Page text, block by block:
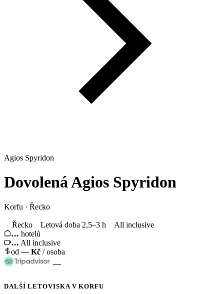
Agios Spyridon
DovolenáAgios Spyridon
Korfu · Řecko
Řecko Letová doba 2,5–3 h
All inclusive
… hotelů
… All inclusive
od—Kč / osoba
—
DALŠÍ LETOVISKA VKORFU